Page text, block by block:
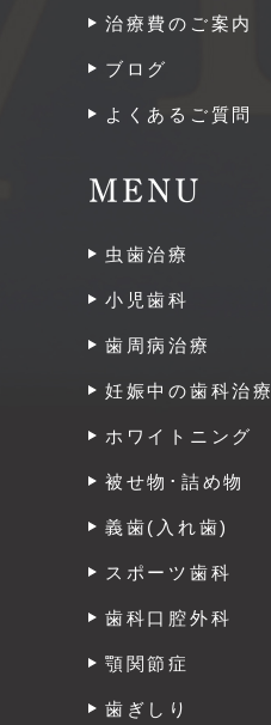
治療費のご案内
ブログ
よくあるご質問
MENU
虫歯治療
小児歯科
歯周病治療
妊娠中の歯科治療
ホワイトニング
被せ物･詰め物
義歯(入れ歯)
スポーツ歯科
歯科口腔外科
顎関節症
歯ぎしり